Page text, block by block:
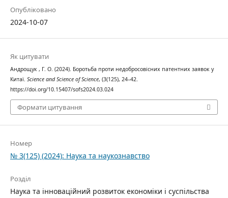
Опубліковано
2024-10-07
Як цитувати
Андрощук , Г. О. (2024). Боротьба проти недобросовісних патентних заявок у
Китаї. Science and Science of Science, (3(125), 24–42.
https://doi.org/10.15407/sofs2024.03.024
Формати цитування
Номер
№ 3(125) (2024): Наука та наукознавство
Розділ
Наука та інноваційний розвиток економіки і суспільства